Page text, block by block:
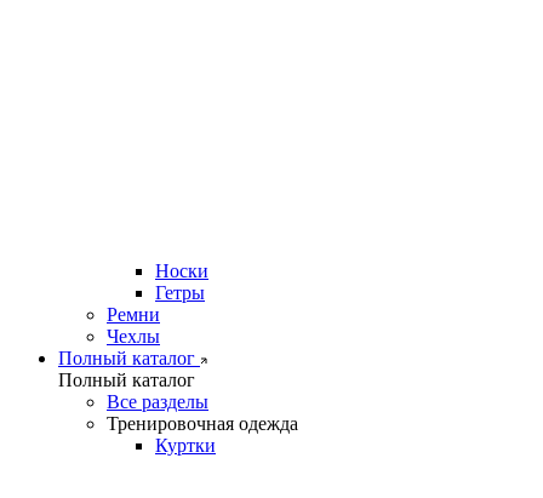
Носки
Гетры
Ремни
Чехлы
Полный каталог
Полный каталог
Все разделы
Тренировочная одежда
Куртки